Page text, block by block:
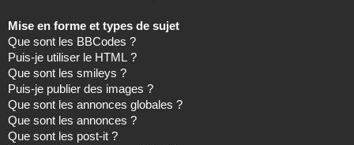
Mise en forme et types de sujet
Que sont les BBCodes ?
Puis-je utiliser le HTML ?
Que sont les smileys ?
Puis-je publier des images ?
Que sont les annonces globales ?
Que sont les annonces ?
Que sont les post-it ?